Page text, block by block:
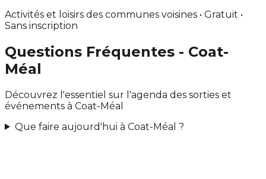
Activités et loisirs des communes voisines • Gratuit •
Sans inscription
Questions Fréquentes - Coat-
Méal
Découvrez l'essentiel sur l'agenda des sorties et
événements à Coat-Méal
Que faire aujourd'hui à Coat-Méal ?